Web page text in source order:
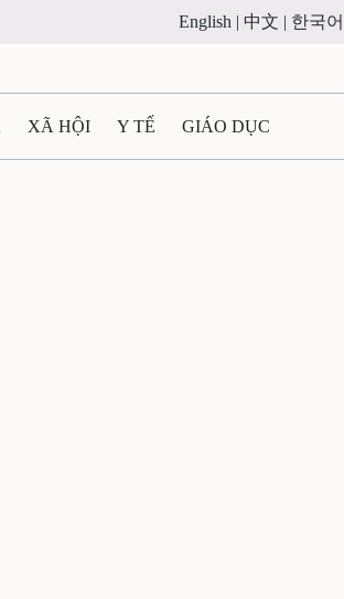
English | 中文 | 한국어
XÃ HỘI Y TẾ GIÁO DỤC